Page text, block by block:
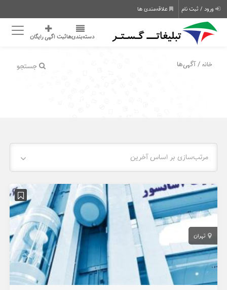
ورود / ثبت نام علاقه‌مندی ها
دسته‌بندی‌هاثبت اگهی رایگان
جستجو خانه / آگهی‌ها
مرتب‌سازی بر اساس آخرین
تهران